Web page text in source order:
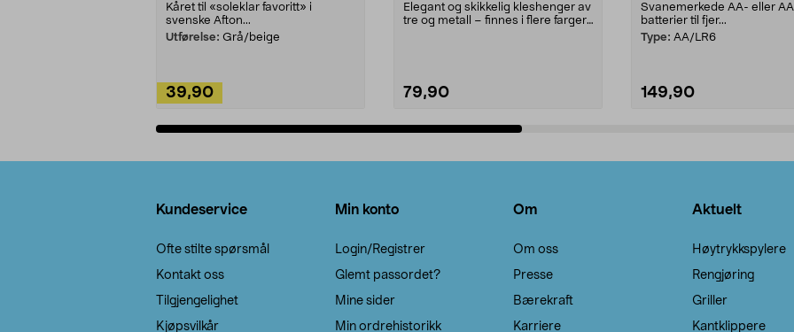
Kåret til «soleklar favoritt» i
svenske Afton...
Utførelse: Grå/beige
39,90
Elegant og skikkelig kleshenger av
tre og metall – finnes i flere farger.
79,90
Svanemerkede AA- eller
batterier til fjer...
Type: AA/LR6
149,90
Kundeservice
Ofte stilte spørsmål
Kontakt oss
Tilgjengelighet
Kjøpsvilkår
Min konto
Login/Registrer
Glemt passordet?
Mine sider
Min ordrehistorikk
Om
Om oss
Presse
Bærekraft
Karriere
Aktuelt
Høytrykkspylere
Rengjøring
Griller
Kantklippere